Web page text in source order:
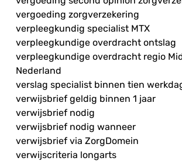
vergoeding zorgverzekering
verpleegkundig specialist MTX
verpleegkundige overdracht ontslag
verpleegkundige overdracht regio
Nederland
verslag specialist binnen tien
verwijsbrief geldig binnen 1 jaar
verwijsbrief nodig
verwijsbrief nodig wanneer
verwijsbrief via ZorgDomein
verwijscriteria longarts